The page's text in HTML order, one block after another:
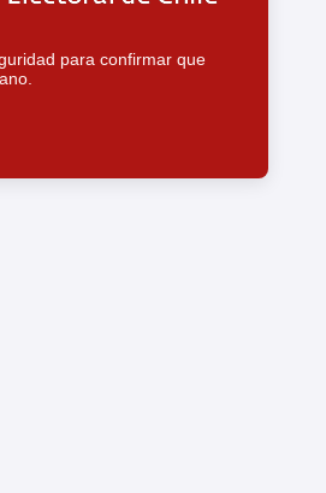
para confirmar que